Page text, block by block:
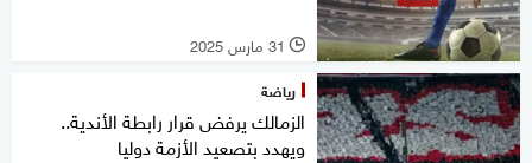
l 31 مارس 2025
رياضة
الزمالك يرفض قرار رابطة الأندية..
ويهدد بتصعيد الأزمة دوليا